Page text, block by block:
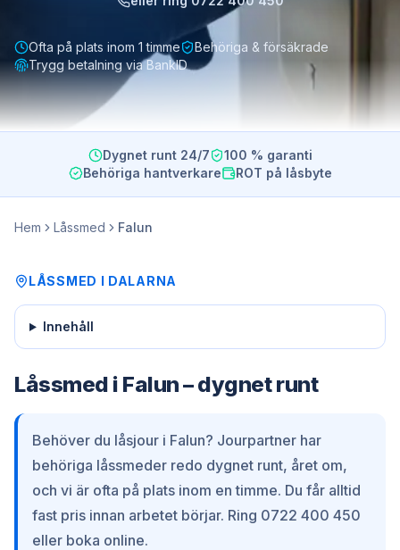
Ofta på plats inom 1 timme
Behöriga & försäkrade
Trygg betalning via BankID
Dygnet runt 24/7
100 % garanti
Behöriga hantverkare
ROT på låsbyte
Hem Låssmed Falun
LÅSSMED I DALARNA
Innehåll
Låssmed i Falun – dygnet runt
Behöver du låsjour i Falun? Jourpartner har
behöriga låssmeder redo dygnet runt, året om,
och vi är ofta på plats inom en timme. Du får alltid
fast pris innan arbetet börjar. Ring 0722 400 450
eller boka online.